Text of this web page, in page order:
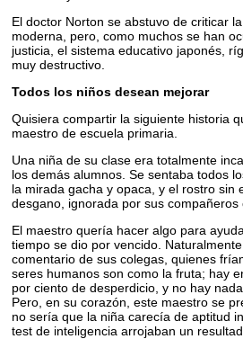
El doctor Norton se abstuvo de criticar
moderna, pero, como muchos se han
justicia, el sistema educativo japonés,
muy destructivo.
Todos los niños desean mejorar
Quisiera compartir la siguiente historia
maestro de escuela primaria.
Una niña de su clase era totalmente
los demás alumnos. Se sentaba todos
la mirada gacha y opaca, y el rostro sin
desgano, ignorada por sus compañeros
El maestro quería hacer algo para
tiempo se dio por vencido.
comentario de sus colegas, quienes
seres humanos son como la fruta; hay
por ciento de desperdicio, y no hay
Pero, en su corazón, este maestro se
no sería que la niña carecía de aptitud
test de inteligencia arrojaban un